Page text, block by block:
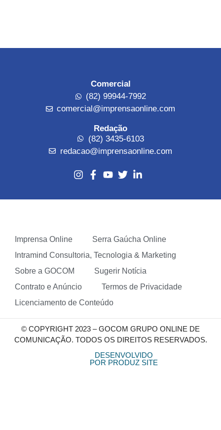
Comercial
(82) 99944-7992
comercial@imprensaonline.com
Redação
(82) 3435-6103
redacao@imprensaonline.com
Imprensa Online
Serra Gaúcha Online
Intramind Consultoria, Tecnologia & Marketing
Sobre a GOCOM
Sugerir Notícia
Contrato e Anúncio
Termos de Privacidade
Licenciamento de Conteúdo
© COPYRIGHT 2023 – GOCOM GRUPO ONLINE DE
COMUNICAÇÃO. TODOS OS DIREITOS RESERVADOS.
DESENVOLVIDO
POR PRODUZ SITE